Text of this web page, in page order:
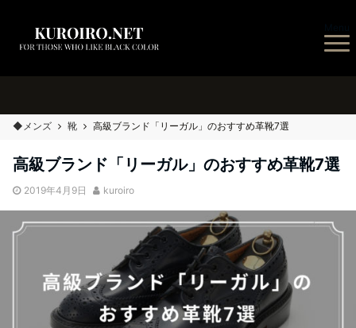
◆メンズ 靴 高級ブランド「リーガル」のおすすめ革靴7選
高級ブランド「リーガル」のおすすめ革靴7選
2019年4月9日 kuroiro